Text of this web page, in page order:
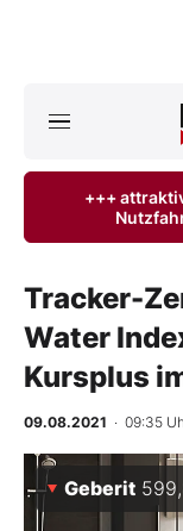
ktuelle
Finanz-Check
Abo & Shop
BO-
Experten
+++
Tracker-
Water
Kursplus
09.08.2021 · 09:35
Geberit